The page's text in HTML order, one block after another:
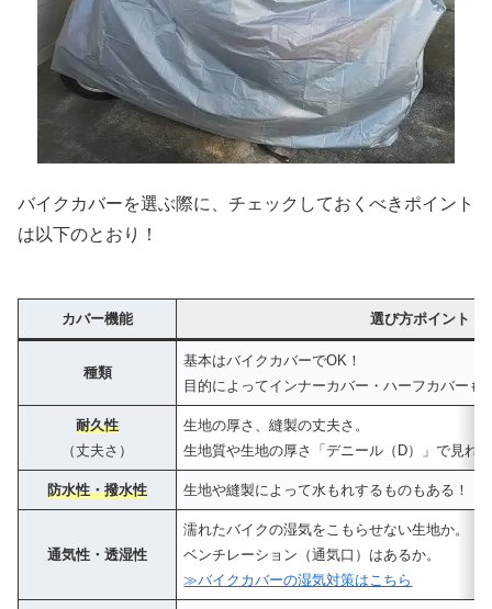
バイクカバーを選ぶ際に、チェックしておくべきポイント
は以下のとおり！
カバー機能 選び方ポイント
種類
基本はバイクカバーでOK！
目的によってインナーカバー・ハーフカバーも
耐久性
（丈夫さ）
生地の厚さ、縫製の丈夫さ。
生地質や生地の厚さ「デニール（D）」で見れ
防水性・撥水性 生地や縫製によって水もれするものもある！
通気性・透湿性
濡れたバイクの湿気をこもらせない生地か。
ベンチレーション（通気口）はあるか。
≫バイクカバーの湿気対策はこちら